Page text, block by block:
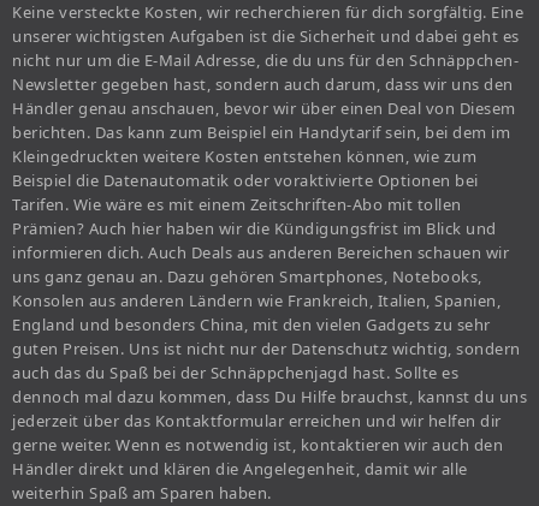
Keine versteckte Kosten, wir recherchieren für dich sorgfältig. Eine
unserer wichtigsten Aufgaben ist die Sicherheit und dabei geht es
nicht nur um die E-Mail Adresse, die du uns für den Schnäppchen-
Newsletter gegeben hast, sondern auch darum, dass wir uns den
Händler genau anschauen, bevor wir über einen Deal von Diesem
berichten. Das kann zum Beispiel ein Handytarif sein, bei dem im
Kleingedruckten weitere Kosten entstehen können, wie zum
Beispiel die Datenautomatik oder voraktivierte Optionen bei
Tarifen. Wie wäre es mit einem Zeitschriften-Abo mit tollen
Prämien? Auch hier haben wir die Kündigungsfrist im Blick und
informieren dich. Auch Deals aus anderen Bereichen schauen wir
uns ganz genau an. Dazu gehören Smartphones, Notebooks,
Konsolen aus anderen Ländern wie Frankreich, Italien, Spanien,
England und besonders China, mit den vielen Gadgets zu sehr
guten Preisen. Uns ist nicht nur der Datenschutz wichtig, sondern
auch das du Spaß bei der Schnäppchenjagd hast. Sollte es
dennoch mal dazu kommen, dass Du Hilfe brauchst, kannst du uns
jederzeit über das Kontaktformular erreichen und wir helfen dir
gerne weiter. Wenn es notwendig ist, kontaktieren wir auch den
Händler direkt und klären die Angelegenheit, damit wir alle
weiterhin Spaß am Sparen haben.